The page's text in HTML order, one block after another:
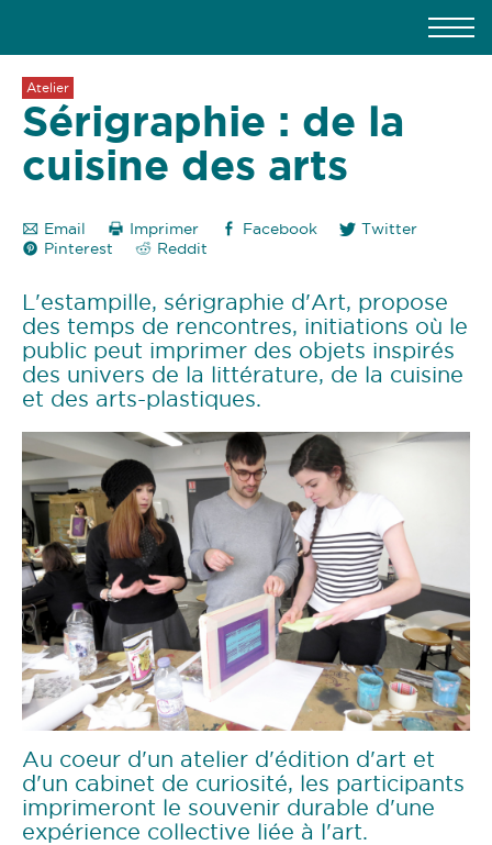
Atelier
Sérigraphie : de la
cuisine des arts
Email Imprimer Facebook
Twitter
Pinterest
Reddit
L'estampille, sérigraphie d'Art, propose
des temps de rencontres, initiations où le
public peut imprimer des objets inspirés
des univers de la littérature, de la cuisine
et des arts-plastiques.
Atelier de sérigraphie © L'estampille
Au coeur d'un atelier d'édition d'art et
d'un cabinet de curiosité, les participants
imprimeront le souvenir durable d'une
expérience collective liée à l'art.